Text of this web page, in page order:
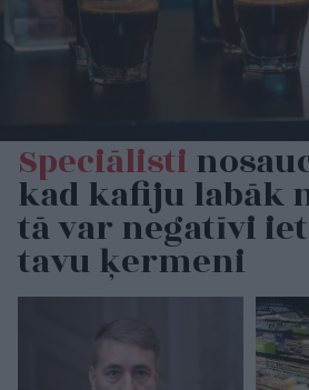
Speciālisti
kad kafiju labāk
tā var negatīvi
tavu ķermeni